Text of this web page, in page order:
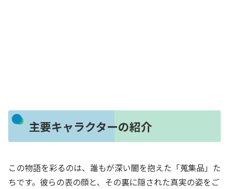
主要キャラクターの紹介
この物語を彩るのは、誰もが深い闇を抱えた「蒐集品」た
ちです。彼らの表の顔と、その裏に隠された真実の姿をご